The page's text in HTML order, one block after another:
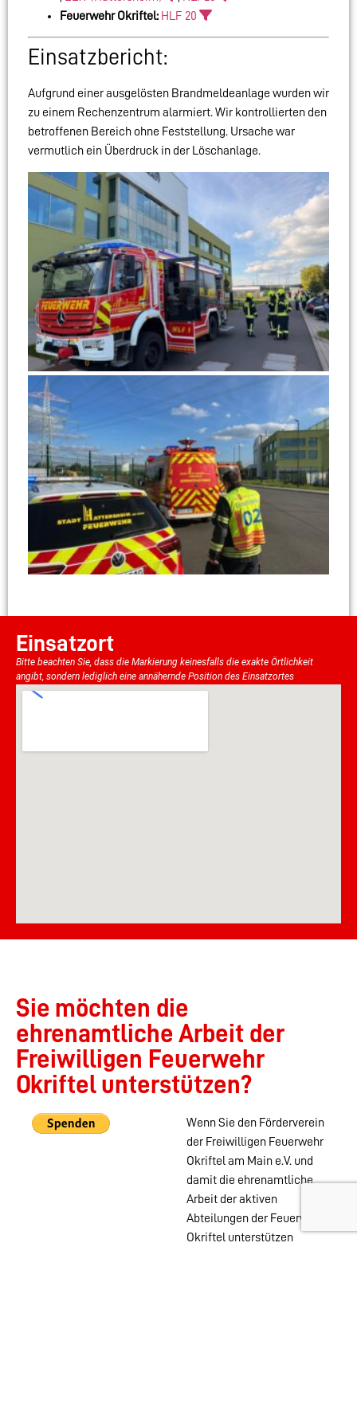
Feuerwehr Okriftel: HLF 20
Einsatzbericht:
Aufgrund einer ausgelösten Brandmeldeanlage wurden wir
zu einem Rechenzentrum alarmiert. Wir kontrollierten den
betroffenen Bereich ohne Feststellung. Ursache war
vermutlich ein Überdruck in der Löschanlage.
Einsatzort
Bitte beachten Sie, dass die Markierung keinesfalls die exakte Örtlichkeit
angibt, sondern lediglich eine annähernde Position des Einsatzortes
Sie möchten die
ehrenamtliche Arbeit der
Freiwilligen Feuerwehr
Okriftel unterstützen?
Wenn Sie den Förderverein
der Freiwilligen Feuerwehr
Okriftel am Main e.V. und
damit die ehrenamtliche
Arbeit der aktiven
Abteilungen der Feuerwehr
Okriftel unterstützen